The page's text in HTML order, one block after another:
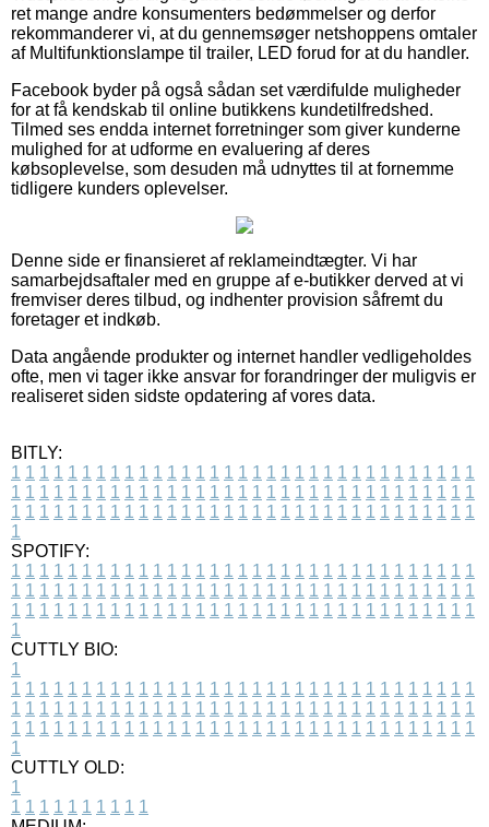
ret mange andre konsumenters bedømmelser og derfor
rekommanderer vi, at du gennemsøger netshoppens omtaler
af Multifunktionslampe til trailer, LED forud for at du handler.
Facebook byder på også sådan set værdifulde muligheder
for at få kendskab til online butikkens kundetilfredshed.
Tilmed ses endda internet forretninger som giver kunderne
mulighed for at udforme en evaluering af deres
købsoplevelse, som desuden må udnyttes til at fornemme
tidligere kunders oplevelser.
Denne side er finansieret af reklameindtægter. Vi har
samarbejdsaftaler med en gruppe af e-butikker derved at vi
fremviser deres tilbud, og indhenter provision såfremt du
foretager et indkøb.
Data angående produkter og internet handler vedligeholdes
ofte, men vi tager ikke ansvar for forandringer der muligvis er
realiseret siden sidste opdatering af vores data.
BITLY:
1 1 1 1 1 1 1 1 1 1 1 1 1 1 1 1 1 1 1 1 1 1 1 1 1 1 1 1 1 1 1 1 1
1 1 1 1 1 1 1 1 1 1 1 1 1 1 1 1 1 1 1 1 1 1 1 1 1 1 1 1 1 1 1 1 1
1 1 1 1 1 1 1 1 1 1 1 1 1 1 1 1 1 1 1 1 1 1 1 1 1 1 1 1 1 1 1 1 1
1
SPOTIFY:
1 1 1 1 1 1 1 1 1 1 1 1 1 1 1 1 1 1 1 1 1 1 1 1 1 1 1 1 1 1 1 1 1
1 1 1 1 1 1 1 1 1 1 1 1 1 1 1 1 1 1 1 1 1 1 1 1 1 1 1 1 1 1 1 1 1
1 1 1 1 1 1 1 1 1 1 1 1 1 1 1 1 1 1 1 1 1 1 1 1 1 1 1 1 1 1 1 1 1
1
CUTTLY BIO:
1
1 1 1 1 1 1 1 1 1 1 1 1 1 1 1 1 1 1 1 1 1 1 1 1 1 1 1 1 1 1 1 1 1
1 1 1 1 1 1 1 1 1 1 1 1 1 1 1 1 1 1 1 1 1 1 1 1 1 1 1 1 1 1 1 1 1
1 1 1 1 1 1 1 1 1 1 1 1 1 1 1 1 1 1 1 1 1 1 1 1 1 1 1 1 1 1 1 1 1
1
CUTTLY OLD:
1
1 1 1 1 1 1 1 1 1 1